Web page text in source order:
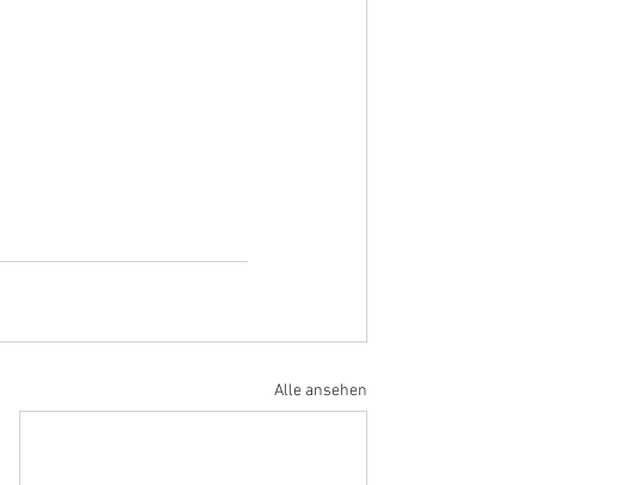
Alle ansehen